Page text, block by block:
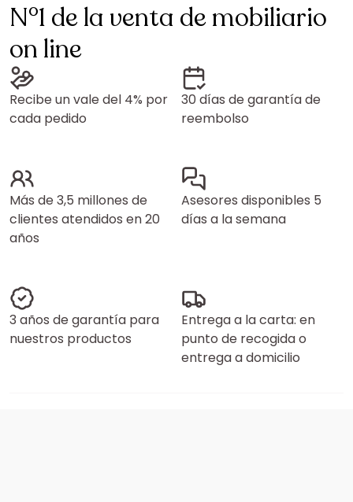
N°1 de la venta de mobiliario
on line
Recibe un vale del 4% por
cada pedido
30 días de garantía de
reembolso
Más de 3,5 millones de
clientes atendidos en 20
años
Asesores disponibles 5
días a la semana
3 años de garantía para
nuestros productos
Entrega a la carta: en
punto de recogida o
entrega a domicilio